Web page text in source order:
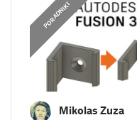
PORADNIKI
Mikolas Zuza